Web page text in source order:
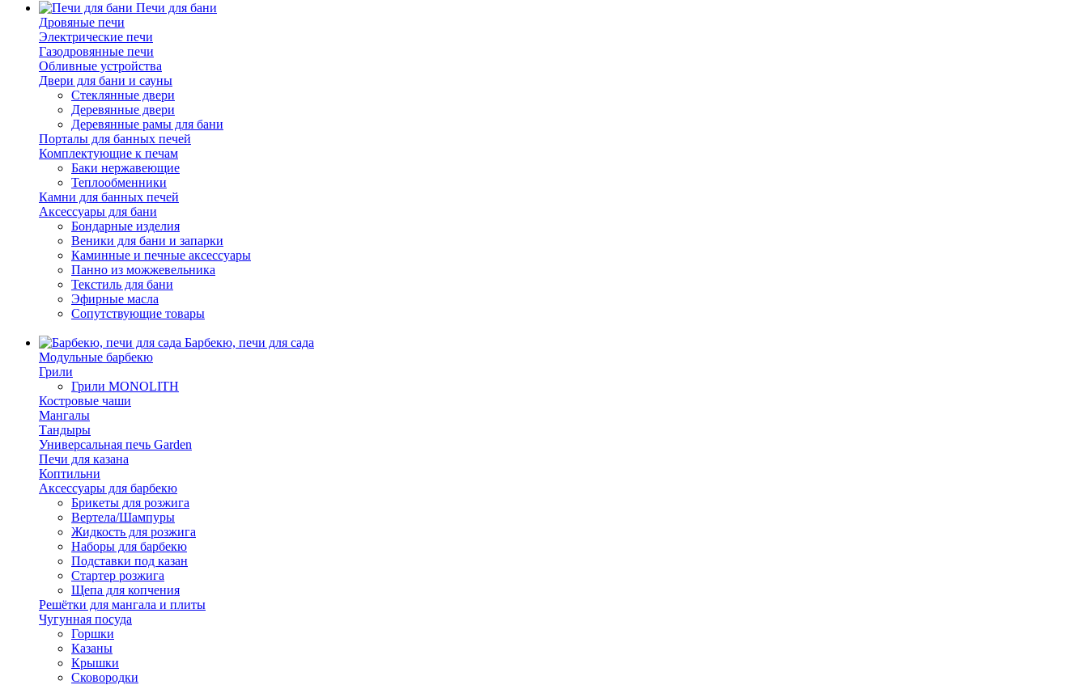
Печи для бани
Дровяные печи
Электрические печи
Газодровянные печи
Обливные устройства
Двери для бани и сауны
Стеклянные двери
Деревянные двери
Деревянные рамы для бани
Порталы для банных печей
Комплектующие к печам
Баки нержавеющие
Теплообменники
Камни для банных печей
Аксессуары для бани
Бондарные изделия
Веники для бани и запарки
Каминные и печные аксессуары
Панно из можжевельника
Текстиль для бани
Эфирные масла
Сопутствующие товары
Барбекю, печи для сада
Модульные барбекю
Грили
Грили MONOLITH
Костровые чаши
Мангалы
Тандыры
Универсальная печь Garden
Печи для казана
Коптильни
Аксессуары для барбекю
Брикеты для розжига
Вертела/Шампуры
Жидкость для розжига
Наборы для барбекю
Подставки под казан
Стартер розжига
Щепа для копчения
Решётки для мангала и плиты
Чугунная посуда
Горшки
Казаны
Крышки
Сковородки